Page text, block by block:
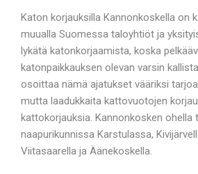
Katon korjauksilla Kannonkoskella on
muualla Suomessa taloyhtiöt ja
lykätä katonkorjaamista, koska
katonpaikkauksen olevan varsin
osoittaa nämä ajatukset vääriksi
mutta laadukkaita kattovuotojen
kattokorjauksia. Kannonkosken
naapurikunnissa Karstulassa,
Viitasaarella ja Äänekoskella.